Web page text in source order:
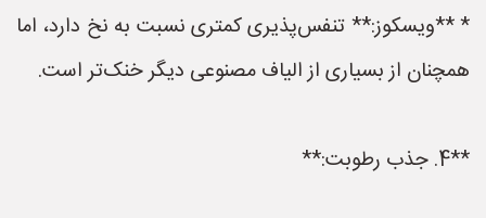
* **ویسکوز:** تنفس‌پذیری کمتری نسبت به نخ دارد، اما
همچنان از بسیاری از الیاف مصنوعی دیگر خنک‌تر است.
**4. جذب رطوبت:**